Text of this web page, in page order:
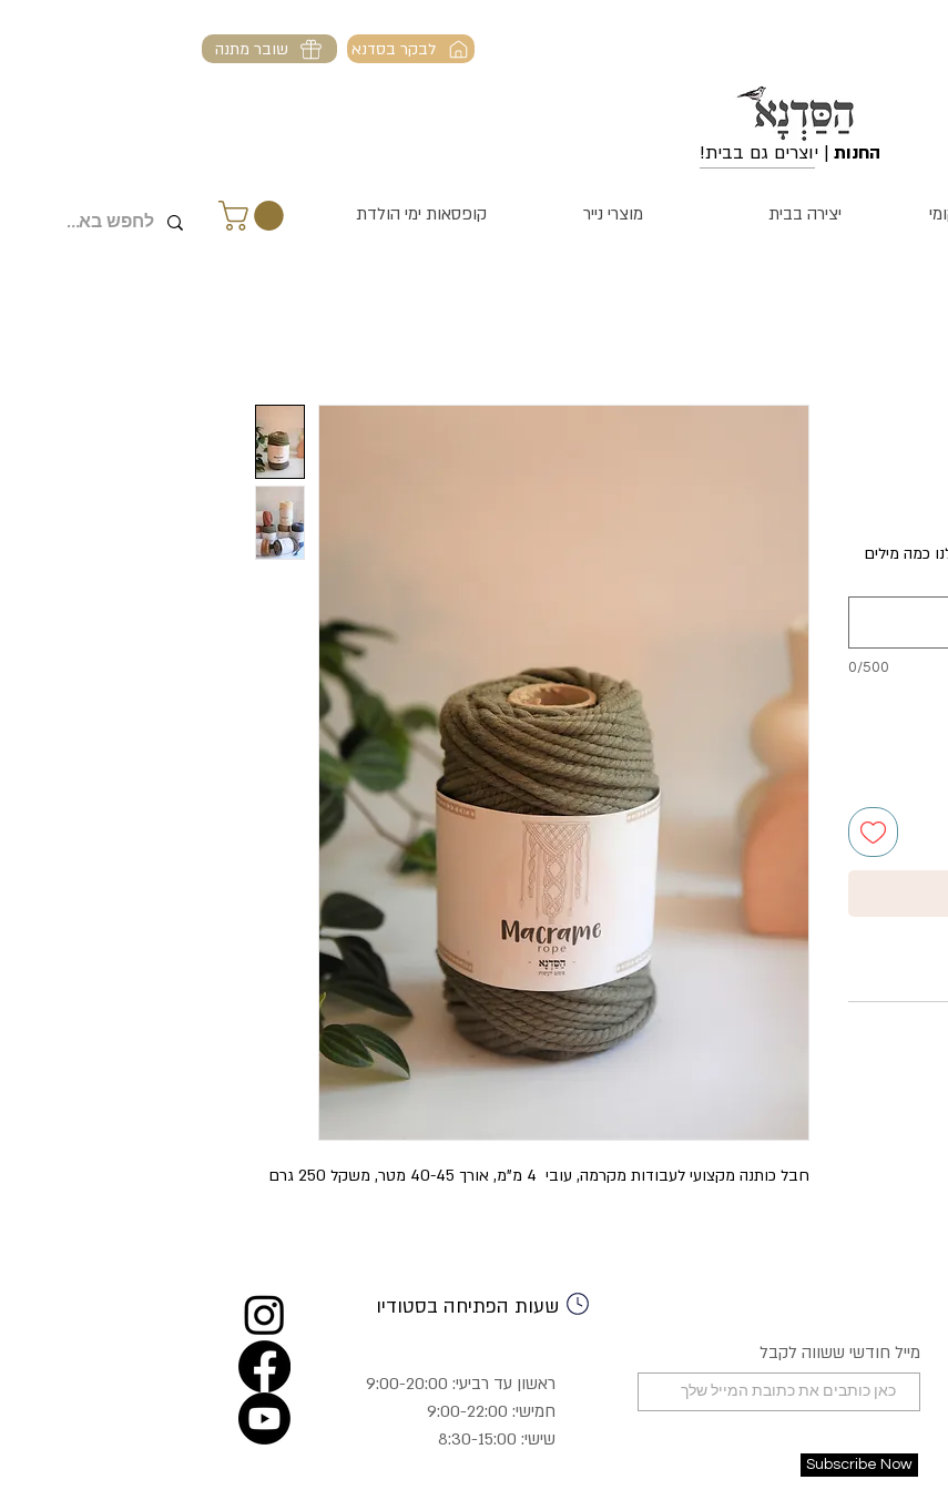
שובר מתנה לבקר בסדנא
החנות | יוצרים גם בבית!
יצירה בבית מוצרי נייר קופסאות ימי הולדת
חבל כותנה מקצועי לעבודות מקרמה, עובי 4 מ"מ, אורך 40-45 מטר, משקל 250 גרם
כמה מילים
0/500
שעות הפתיחה בסטודיו
ראשון עד רביעי: 9:00-20:00
חמישי: 9:00-22:00
שישי: 8:30-15:00
מייל חודשי ששווה לקבל
Subscribe Now